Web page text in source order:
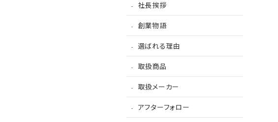
社長挨拶
創業物語
選ばれる理由
取扱商品
取扱メーカー
アフターフォロー